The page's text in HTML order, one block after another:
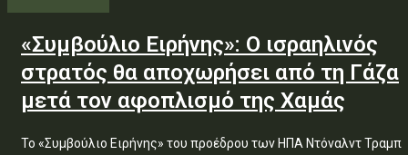
«Συμβούλιο Ειρήνης»: Ο ισραηλινός
στρατός θα αποχωρήσει από τη Γάζα
μετά τον αφοπλισμό της Χαμάς
Το «Συμβούλιο Ειρήνης» του προέδρου των ΗΠΑ Ντόναλντ Τραμπ